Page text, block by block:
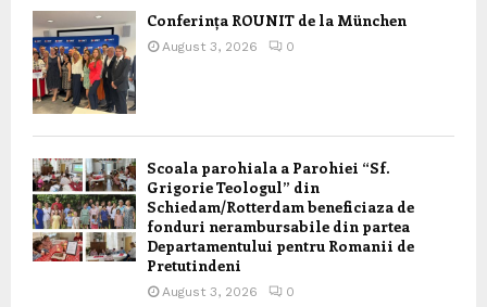
Conferința ROUNIT de la München
August 3, 2026 0
Scoala parohiala a Parohiei “Sf.
Grigorie Teologul” din
Schiedam/Rotterdam beneficiaza de
fonduri nerambursabile din partea
Departamentului pentru Romanii de
Pretutindeni
August 3, 2026 0